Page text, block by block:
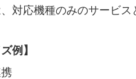
対応機種のみのサービス
例】